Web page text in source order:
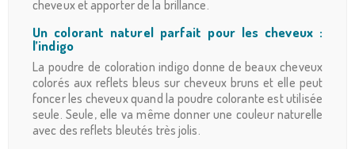
cheveux et apporter de la brillance.
Un colorant naturel parfait pour les cheveux :
l’indigo
La poudre de coloration indigo donne de beaux cheveux
colorés aux reflets bleus sur cheveux bruns et elle peut
foncer les cheveux quand la poudre colorante est utilisée
seule. Seule, elle va même donner une couleur naturelle
avec des reflets bleutés très jolis.